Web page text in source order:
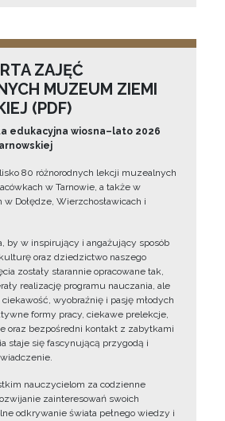
ZAJĘĆ
MUZEUM ZIEMI
(PDF)
edukacyjna wiosna–lato 2026
80 różnorodnych lekcji muzealnych
w Tarnowie, a także w
w Dołędze, Wierzchosławicach i
by w inspirujący i angażujący sposób
oraz dziedzictwo naszego
zostały starannie opracowane tak,
realizację programu nauczania, ale
wyobraźnię i pasję młodych
formy pracy, ciekawe prelekcje,
oraz bezpośredni kontakt z zabytkami
staje się fascynującą przygodą i
nauczycielom za codzienne
zainteresowań swoich
odkrywanie świata pełnego wiedzy i